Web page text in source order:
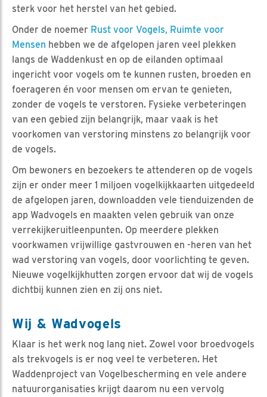
sterk voor het herstel van het gebied.
Onder de noemer Rust voor Vogels, Ruimte voor
Mensen hebben we de afgelopen jaren veel plekken
langs de Waddenkust en op de eilanden optimaal
ingericht voor vogels om te kunnen rusten, broeden en
foerageren én voor mensen om ervan te genieten,
zonder de vogels te verstoren. Fysieke verbeteringen
van een gebied zijn belangrijk, maar vaak is het
voorkomen van verstoring minstens zo belangrijk voor
de vogels.
Om bewoners en bezoekers te attenderen op de vogels
zijn er onder meer 1 miljoen vogelkijkkaarten uitgedeeld
de afgelopen jaren, downloadden vele tienduizenden de
app Wadvogels en maakten velen gebruik van onze
verrekijkeruitleenpunten. Op meerdere plekken
voorkwamen vrijwillige gastvrouwen en -heren van het
wad verstoring van vogels, door voorlichting te geven.
Nieuwe vogelkijkhutten zorgen ervoor dat wij de vogels
dichtbij kunnen zien en zij ons niet.
Wij & Wadvogels
Klaar is het werk nog lang niet. Zowel voor broedvogels
als trekvogels is er nog veel te verbeteren. Het
Waddenproject van Vogelbescherming en vele andere
natuurorganisaties krijgt daarom nu een vervolg